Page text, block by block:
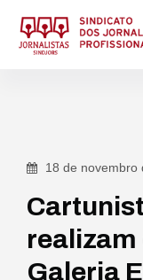
18 de novembro
realizam
Galeria